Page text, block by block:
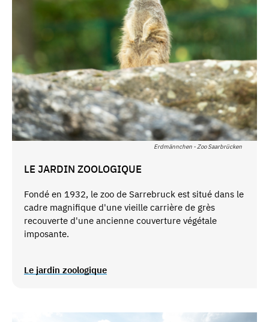
Erdmännchen - Zoo Saarbrücken
LE JARDIN ZOOLOGIQUE
Fondé en 1932, le zoo de Sarrebruck est situé dans le
cadre magnifique d'une vieille carrière de grès
recouverte d'une ancienne couverture végétale
imposante.
Le jardin zoologique